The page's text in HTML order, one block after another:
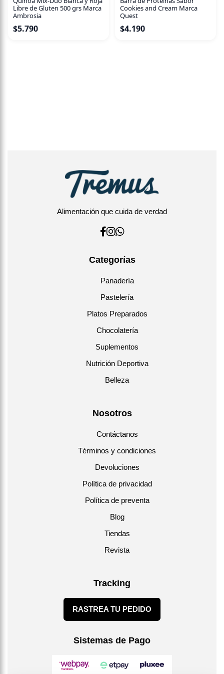
Libre de Gluten 500 grs Marca
Ambrosia
$5.790
Cookies and Cream Marca
Quest
$4.190
Alimentación que cuida de verdad
Categorías
Panadería
Pastelería
Platos Preparados
Chocolatería
Suplementos
Nutrición Deportiva
Belleza
Nosotros
Contáctanos
Términos y condiciones
Devoluciones
Política de privacidad
Política de preventa
Blog
Tiendas
Revista
Tracking
RASTREA TU PEDIDO
Sistemas de Pago